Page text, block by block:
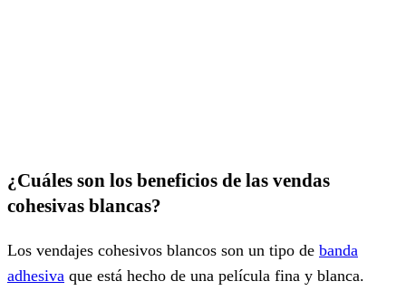
¿Cuáles son los beneficios de las vendas
cohesivas blancas?
Los vendajes cohesivos blancos son un tipo de banda
adhesiva que está hecho de una película fina y blanca.